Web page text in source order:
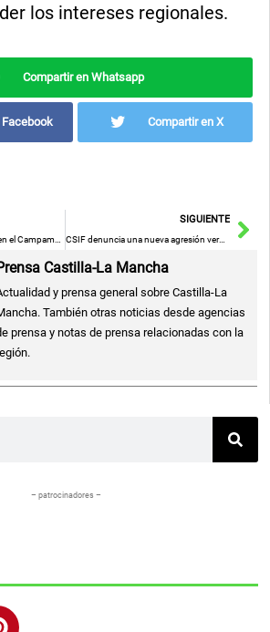
los intereses regionales.
Compartir en Whatsapp
Compartir en X
Primero día de diversión en el Campamento Urbano Granja Orea
SIGUIENTE
CSIF denuncia una nueva agresión verbal en el centro de salud Tomelloso II tras la retirada del vigilante de seguridad
Castilla-La Mancha
y prensa general sobre Castilla-La
También otras noticias desde agencias
prensa y notas de prensa relacionadas con la
– patrocinadores –